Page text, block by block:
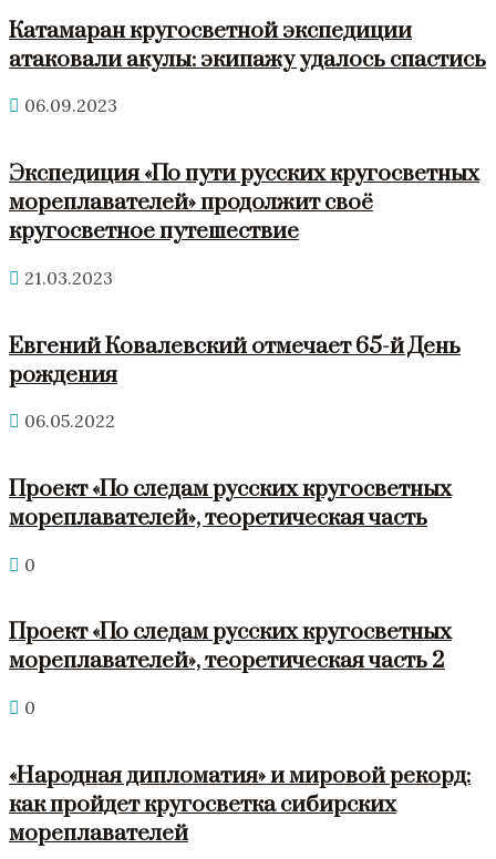
Катамаран кругосветной экспедиции
атаковали акулы: экипажу удалось спастись
06.09.2023
Экспедиция «По пути русских кругосветных
мореплавателей» продолжит своё
кругосветное путешествие
21.03.2023
Евгений Ковалевский отмечает 65-й День
рождения
06.05.2022
Проект «По следам русских кругосветных
мореплавателей», теоретическая часть
0
Проект «По следам русских кругосветных
мореплавателей», теоретическая часть 2
0
«Народная дипломатия» и мировой рекорд:
как пройдет кругосветка сибирских
мореплавателей